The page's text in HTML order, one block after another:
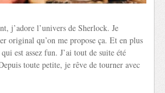
j’adore l’univers de Sherlock. Je
original qu’on me propose ça. Et en plus
est assez fun. J’ai tout de suite été
toute petite, je rêve de tourner avec